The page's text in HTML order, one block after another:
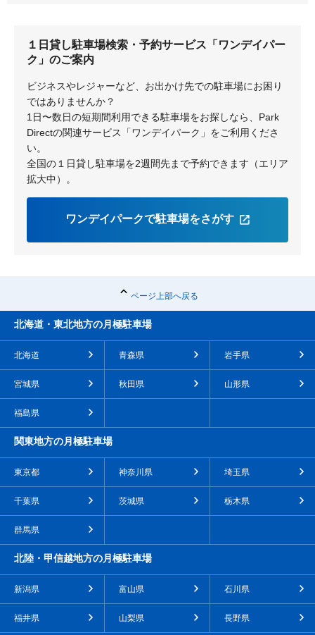
１日貸し駐車場検索・予約サービス「ワンデイパー
ク」のご案内
ビジネスやレジャーなど、お出かけ先での駐車場にお困り
ではありませんか？
1日〜数日の短期間利用できる駐車場をお探しなら、Park
Directの関連サービス「ワンデイパーク」をご利用くださ
い。
全国の１日貸し駐車場を2週間先まで予約できます（エリア
拡大中）。
ワンデイパークで駐車場をさがす
ページ上部へ戻る
北海道・東北地方の月極駐車場
北海道 青森県 岩手県
宮城県 秋田県 山形県
福島県
関東地方の月極駐車場
東京都 神奈川県 埼玉県
千葉県 茨城県 栃木県
群馬県
北陸・甲信越地方の月極駐車場
新潟県 富山県 石川県
福井県 山梨県 長野県